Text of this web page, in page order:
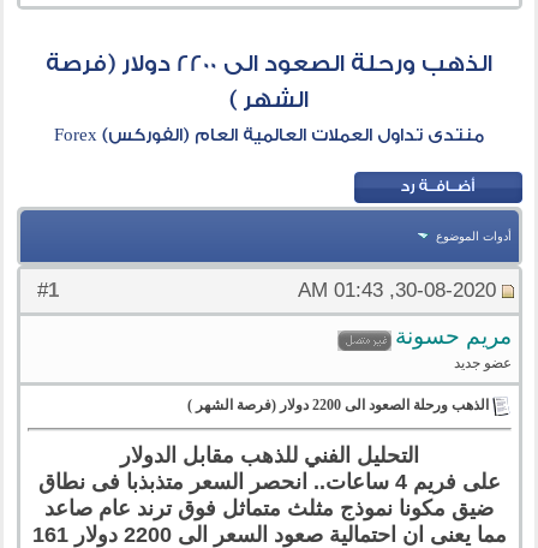
الذهب ورحلة الصعود الى 2200 دولار (فرصة
الشهر )
منتدى تداول العملات العالمية العام (الفوركس) Forex
أدوات الموضوع
#
1 30-08-2020, 01:43 AM
مريم حسونة
عضو جديد
الذهب ورحلة الصعود الى 2200 دولار (فرصة الشهر )
التحليل الفني للذهب مقابل الدولار
على فريم 4 ساعات.. انحصر السعر متذبذبا فى نطاق
ضيق مكونا نموذج مثلث متماثل فوق ترند عام صاعد
مما يعنى ان احتمالية صعود السعر الى 2200 دولار 161